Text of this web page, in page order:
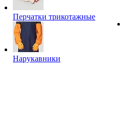
Перчатки трикотажные
Нарукавники